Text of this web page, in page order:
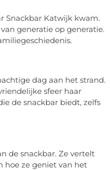
Snackbar Katwijk kwam.
generatie op generatie.
dag aan het strand.
sfeer haar
de snackbar biedt, zelfs
de snackbar. Ze vertelt
hoe ze geniet van het